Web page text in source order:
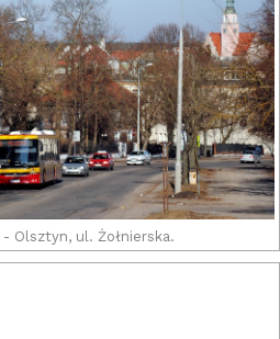
- Olsztyn, ul. Żołnierska.